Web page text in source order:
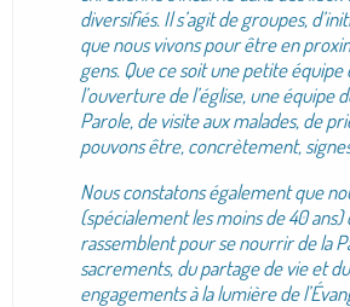
diversifiés. Il s’agit de groupes,
que nous vivons pour être en
gens. Que ce soit une petite
l’ouverture de l’église, une équipe
Parole, de visite aux malades, de
pouvons être, concrètement,
Nous constatons également que
(spécialement les moins de 40 ans)
rassemblent pour se nourrir de la
sacrements, du partage de vie et
engagements à la lumière de